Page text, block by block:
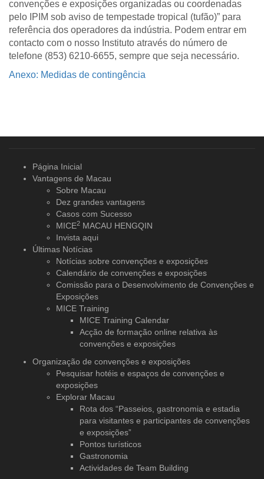
convenções e exposições organizadas ou coordenadas
pelo IPIM sob aviso de tempestade tropical (tufão)” para
referência dos operadores da indústria. Podem entrar em
contacto com o nosso Instituto através do número de
telefone (853) 6210-6655, sempre que seja necessário.
Anexo: Medidas de contingência
Página Inicial
Vantagens de Macau
Sobre Macau
Dez grandes vantagens
Casos com Sucesso
MICE2 MACAU HENGQIN
Invista aqui
Últimas Notícias
Notícias sobre convenções e exposições
Calendário de convenções e exposições
Comissão para o Desenvolvimento de Convenções e
Exposições
MICE Training
MICE Training Calendar
Acção de formação online relativa às
convenções e exposições
Organização de convenções e exposições
Pesquisar hotéis e espaços de convenções e
exposições
Explorar Macau
Rota dos “Passeios, gastronomia e estadia
para visitantes e participantes de convenções
e exposições”
Pontos turísticos
Gastronomia
Actividades de Team Building